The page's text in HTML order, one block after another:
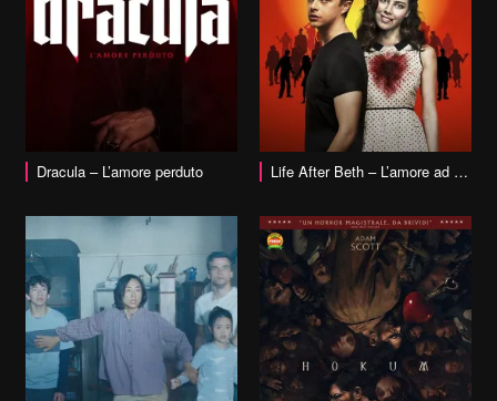
Dracula – L’amore perduto
vai alla scheda Life After Beth – L’amore ad ogni costo